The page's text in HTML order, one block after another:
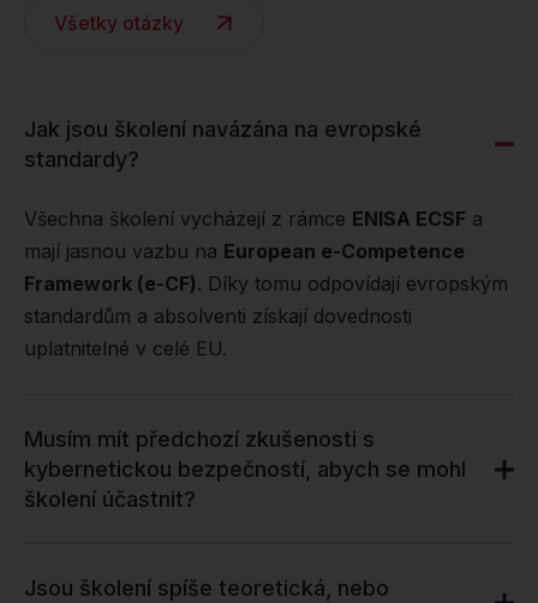
Všetky otázky
Jak jsou školení navázána na evropské
standardy?
Všechna školení vycházejí z rámce ENISA ECSF a
mají jasnou vazbu na European e-Competence
Framework (e-CF). Díky tomu odpovídají evropským
standardům a absolventi získají dovednosti
uplatnitelné v celé EU.
Musím mít předchozí zkušenosti s
kybernetickou bezpečností, abych se mohl
školení účastnit?
Jsou školení spíše teoretická, nebo